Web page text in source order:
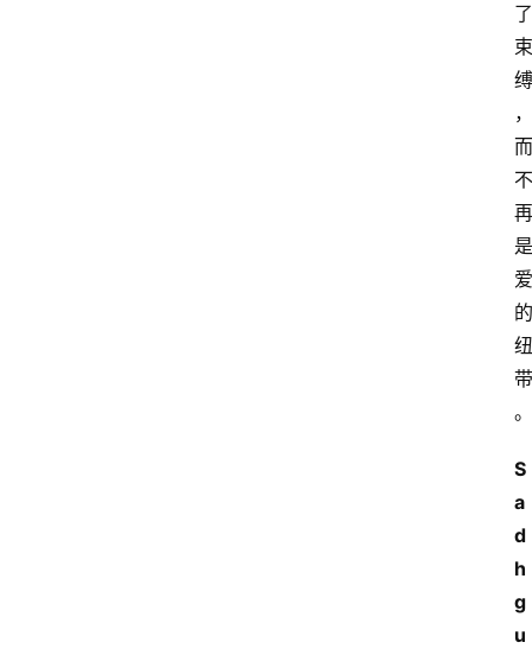
了
束
缚
，
而
不
再
是
爱
的
纽
带
。
S
a
d
h
g
u